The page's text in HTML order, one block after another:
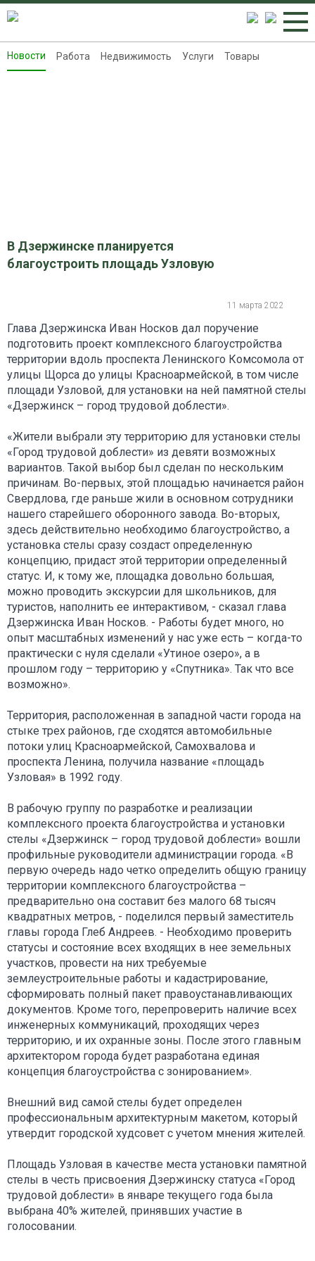
Новости
Новости Работа Недвижимость Услуги Товары
В Дзержинске планируется
благоустроить площадь Узловую
11 марта 2022
Глава Дзержинска Иван Носков дал поручение
подготовить проект комплексного благоустройства
территории вдоль проспекта Ленинского Комсомола от
улицы Щорса до улицы Красноармейской, в том числе
площади Узловой, для установки на ней памятной стелы
«Дзержинск – город трудовой доблести».
«Жители выбрали эту территорию для установки стелы
«Город трудовой доблести» из девяти возможных
вариантов. Такой выбор был сделан по нескольким
причинам. Во-первых, этой площадью начинается район
Свердлова, где раньше жили в основном сотрудники
нашего старейшего оборонного завода. Во-вторых,
здесь действительно необходимо благоустройство, а
установка стелы сразу создаст определенную
концепцию, придаст этой территории определенный
статус. И, к тому же, площадка довольно большая,
можно проводить экскурсии для школьников, для
туристов, наполнить ее интерактивом, - сказал глава
Дзержинска Иван Носков. - Работы будет много, но
опыт масштабных изменений у нас уже есть – когда-то
практически с нуля сделали «Утиное озеро», а в
прошлом году – территорию у «Спутника». Так что все
возможно».
Территория, расположенная в западной части города на
стыке трех районов, где сходятся автомобильные
потоки улиц Красноармейской, Самохвалова и
проспекта Ленина, получила название «площадь
Узловая» в 1992 году.
В рабочую группу по разработке и реализации
комплексного проекта благоустройства и установки
стелы «Дзержинск – город трудовой доблести» вошли
профильные руководители администрации города. «В
первую очередь надо четко определить общую границу
территории комплексного благоустройства –
предварительно она составит без малого 68 тысяч
квадратных метров, - поделился первый заместитель
главы города Глеб Андреев. - Необходимо проверить
статусы и состояние всех входящих в нее земельных
участков, провести на них требуемые
землеустроительные работы и кадастрирование,
сформировать полный пакет правоустанавливающих
документов. Кроме того, перепроверить наличие всех
инженерных коммуникаций, проходящих через
территорию, и их охранные зоны. После этого главным
архитектором города будет разработана единая
концепция благоустройства с зонированием».
Внешний вид самой стелы будет определен
профессиональным архитектурным макетом, который
утвердит городской худсовет с учетом мнения жителей.
Площадь Узловая в качестве места установки памятной
стелы в честь присвоения Дзержинску статуса «Город
трудовой доблести» в январе текущего года была
выбрана 40% жителей, принявших участие в
голосовании.